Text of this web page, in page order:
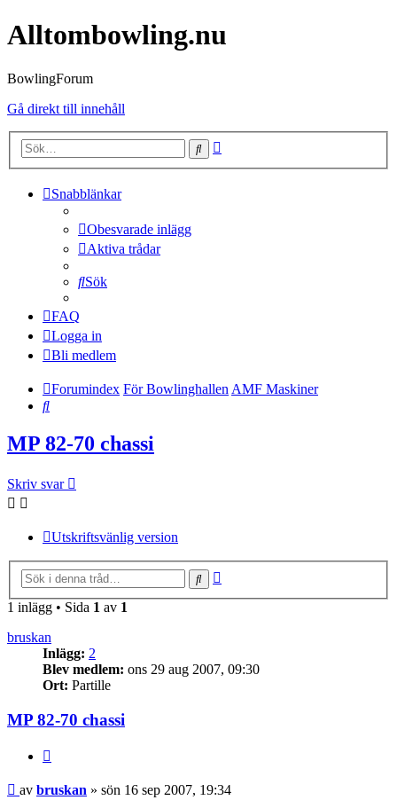
Alltombowling.nu
BowlingForum
Gå direkt till innehåll
Sök
Snabblänkar
Obesvarade inlägg
Aktiva trådar
Sök
FAQ
Logga in
Bli medlem
Forumindex För BowlinghallenAMF Maskiner
Sök
MP 82-70 chassi
Skriv svar
Utskriftsvänlig version
Sök
1 inlägg • Sida 1 av 1
bruskan
Inlägg: 2
Blev medlem: ons 29 aug 2007, 09:30
Ort: Partille
MP 82-70 chassi
Inlägg
av bruskan » sön 16 sep 2007, 19:34